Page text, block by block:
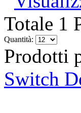
Totale 1
Quantità:
Prodotti
Switch